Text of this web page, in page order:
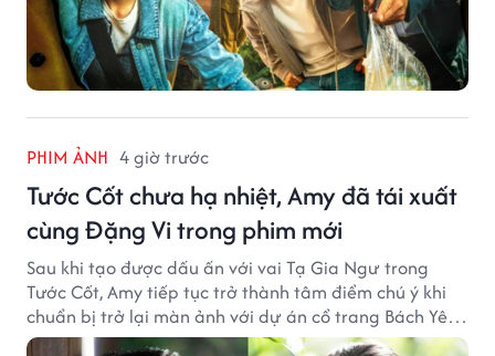
PHIM ẢNH 4 giờ trước
Tước Cốt chưa hạ nhiệt, Amy đã tái xuất
cùng Đặng Vi trong phim mới
Sau khi tạo được dấu ấn với vai Tạ Gia Ngư trong
Tước Cốt, Amy tiếp tục trở thành tâm điểm chú ý khi
chuẩn bị trở lại màn ảnh với dự án cổ trang Bách Yêu
Phổ.